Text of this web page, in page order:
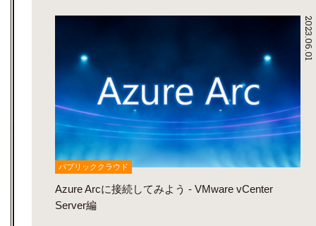
2023.06.01
パブリッククラウド
Azure Arcに接続してみよう - VMware vCenter
Server編